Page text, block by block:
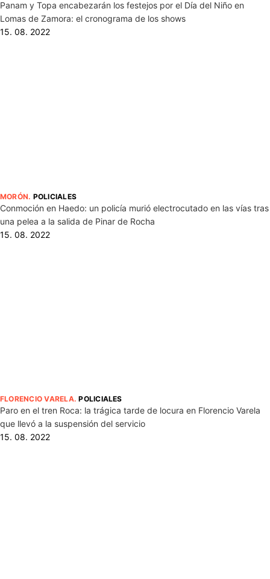
Panam y Topa encabezarán los festejos por el Día del Niño en
Lomas de Zamora: el cronograma de los shows
15. 08. 2022
MORÓN. POLICIALES
Conmoción en Haedo: un policía murió electrocutado en las vías tras
una pelea a la salida de Pinar de Rocha
15. 08. 2022
FLORENCIO VARELA.POLICIALES
Paro en el tren Roca: la trágica tarde de locura en Florencio Varela
que llevó a la suspensión del servicio
15. 08. 2022